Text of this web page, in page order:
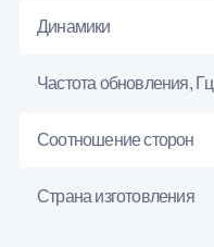
Динамики
Частота обновления, Гц
Соотношение сторон
Страна изготовления